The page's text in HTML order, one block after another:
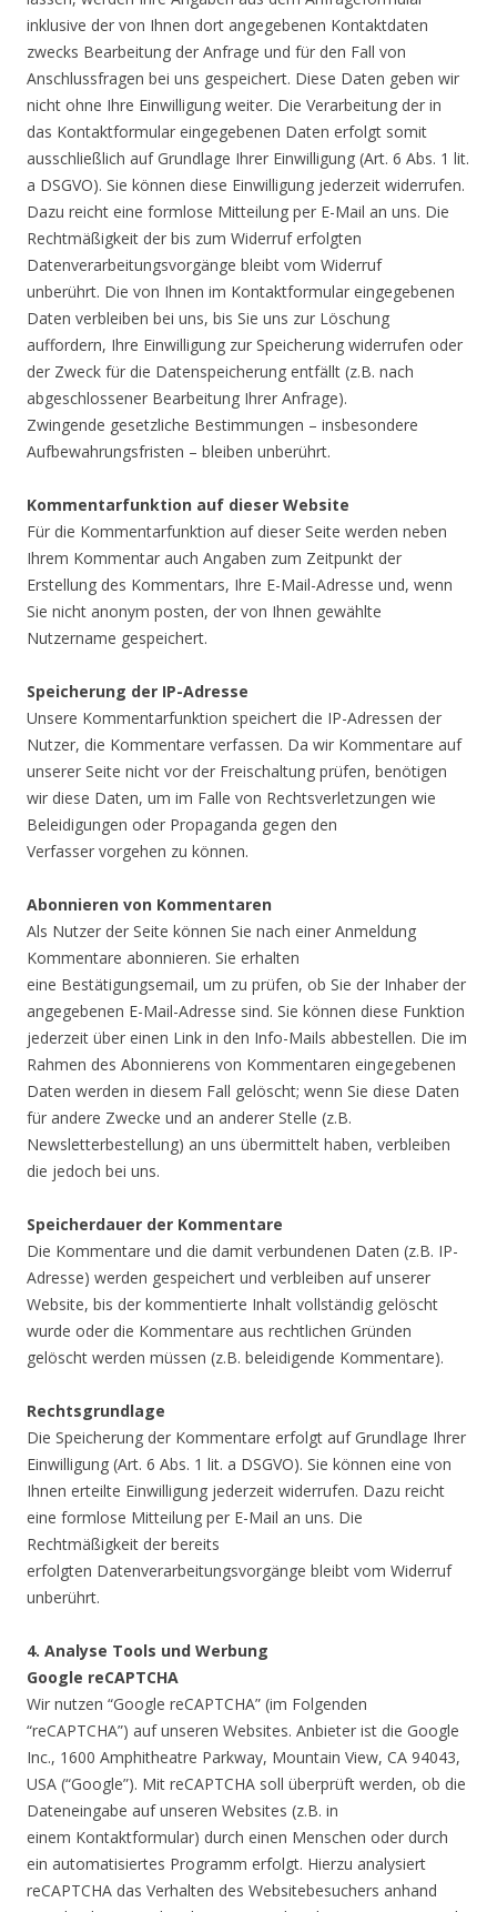
inklusive der von Ihnen dort angegebenen Kontaktdaten
zwecks Bearbeitung der Anfrage und für den Fall von
Anschlussfragen bei uns gespeichert. Diese Daten geben wir
nicht ohne Ihre Einwilligung weiter. Die Verarbeitung der in
das Kontaktformular eingegebenen Daten erfolgt somit
ausschließlich auf Grundlage Ihrer Einwilligung (Art. 6 Abs. 1 lit.
a DSGVO). Sie können diese Einwilligung jederzeit widerrufen.
Dazu reicht eine formlose Mitteilung per E-Mail an uns. Die
Rechtmäßigkeit der bis zum Widerruf erfolgten
Datenverarbeitungsvorgänge bleibt vom Widerruf
unberührt. Die von Ihnen im Kontaktformular eingegebenen
Daten verbleiben bei uns, bis Sie uns zur Löschung
auffordern, Ihre Einwilligung zur Speicherung widerrufen oder
der Zweck für die Datenspeicherung entfällt (z.B. nach
abgeschlossener Bearbeitung Ihrer Anfrage).
Zwingende gesetzliche Bestimmungen – insbesondere
Aufbewahrungsfristen – bleiben unberührt.
Kommentarfunktion auf dieser Website
Für die Kommentarfunktion auf dieser Seite werden neben
Ihrem Kommentar auch Angaben zum Zeitpunkt der
Erstellung des Kommentars, Ihre E-Mail-Adresse und, wenn
Sie nicht anonym posten, der von Ihnen gewählte
Nutzername gespeichert.
Speicherung der IP-Adresse
Unsere Kommentarfunktion speichert die IP-Adressen der
Nutzer, die Kommentare verfassen. Da wir Kommentare auf
unserer Seite nicht vor der Freischaltung prüfen, benötigen
wir diese Daten, um im Falle von Rechtsverletzungen wie
Beleidigungen oder Propaganda gegen den
Verfasser vorgehen zu können.
Abonnieren von Kommentaren
Als Nutzer der Seite können Sie nach einer Anmeldung
Kommentare abonnieren. Sie erhalten
eine Bestätigungsemail, um zu prüfen, ob Sie der Inhaber der
angegebenen E-Mail-Adresse sind. Sie können diese Funktion
jederzeit über einen Link in den Info-Mails abbestellen. Die im
Rahmen des Abonnierens von Kommentaren eingegebenen
Daten werden in diesem Fall gelöscht; wenn Sie diese Daten
für andere Zwecke und an anderer Stelle (z.B.
Newsletterbestellung) an uns übermittelt haben, verbleiben
die jedoch bei uns.
Speicherdauer der Kommentare
Die Kommentare und die damit verbundenen Daten (z.B. IP-
Adresse) werden gespeichert und verbleiben auf unserer
Website, bis der kommentierte Inhalt vollständig gelöscht
wurde oder die Kommentare aus rechtlichen Gründen
gelöscht werden müssen (z.B. beleidigende Kommentare).
Rechtsgrundlage
Die Speicherung der Kommentare erfolgt auf Grundlage Ihrer
Einwilligung (Art. 6 Abs. 1 lit. a DSGVO). Sie können eine von
Ihnen erteilte Einwilligung jederzeit widerrufen. Dazu reicht
eine formlose Mitteilung per E-Mail an uns. Die
Rechtmäßigkeit der bereits
erfolgten Datenverarbeitungsvorgänge bleibt vom Widerruf
unberührt.
4. Analyse Tools und Werbung
Google reCAPTCHA
Wir nutzen “Google reCAPTCHA” (im Folgenden
“reCAPTCHA”) auf unseren Websites. Anbieter ist die Google
Inc., 1600 Amphitheatre Parkway, Mountain View, CA 94043,
USA (“Google”). Mit reCAPTCHA soll überprüft werden, ob die
Dateneingabe auf unseren Websites (z.B. in
einem Kontaktformular) durch einen Menschen oder durch
ein automatisiertes Programm erfolgt. Hierzu analysiert
reCAPTCHA das Verhalten des Websitebesuchers anhand